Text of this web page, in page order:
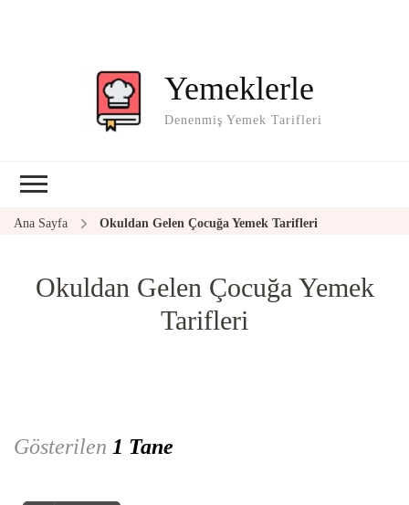
Yemeklerle
Denenmiş Yemek Tarifleri
Ana Sayfa Okuldan Gelen Çocuğa Yemek Tarifleri
Okuldan Gelen Çocuğa Yemek
Tarifleri
Gösterilen 1 Tane